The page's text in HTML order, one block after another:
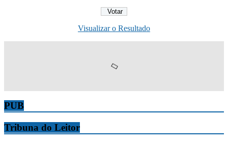
Visualizar o Resultado
PUB
Tribuna do Leitor